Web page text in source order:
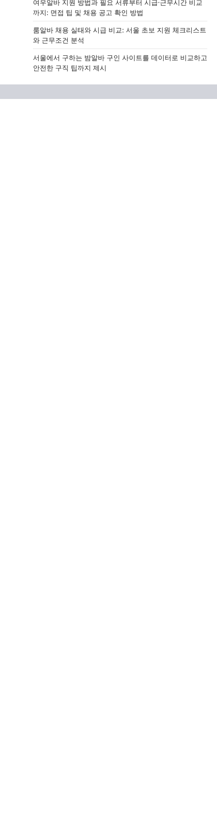
여우알바 지원 방법과 필요 서류부터 시급·근무시간 비교
까지: 면접 팁 및 채용 공고 확인 방법
룸알바 채용 실태와 시급 비교: 서울 초보 지원 체크리스트
와 근무조건 분석
서울에서 구하는 밤알바 구인 사이트를 데이터로 비교하고
안전한 구직 팁까지 제시